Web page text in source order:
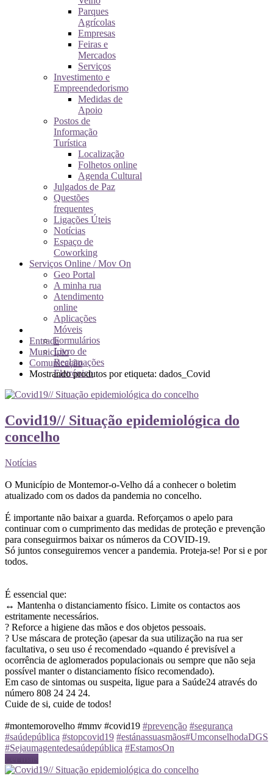
Parques
Agrícolas
Empresas
Feiras e
Mercados
Serviços
Investimento e
Empreendedorismo
Medidas de
Apoio
Postos de
Informação
Turística
Localização
Folhetos online
Agenda Cultural
Julgados de Paz
Questões
frequentes
Ligações Úteis
Notícias
Espaço de
Coworking
Serviços Online / Mov On
Geo Portal
A minha rua
Atendimento
online
Aplicações
Móveis
Formulários
Livro de
Reclamações
Eletrónico
Entrada
Município
Comunicação
Mostrando produtos por etiqueta: dados_Covid
Covid19// Situação epidemiológica do
concelho
Notícias
O Município de Montemor-o-Velho dá a conhecer o boletim
atualizado com os dados da pandemia no concelho.
É importante não baixar a guarda. Reforçamos o apelo para
continuar com o cumprimento das medidas de proteção e prevenção
para conseguirmos baixar os números da COVID-19.
Só juntos conseguiremos vencer a pandemia. Proteja-se! Por si e por
todos.
É essencial que:
↔️ Mantenha o distanciamento físico. Limite os contactos aos
estritamente necessários.
? Reforce a higiene das mãos e dos objetos pessoais.
? Use máscara de proteção (apesar da sua utilização na rua ser
facultativa, o seu uso é recomendado «quando é previsível a
ocorrência de aglomerados populacionais ou sempre que não seja
possível manter o distanciamento físico recomendado).
Em caso de sintomas ou suspeita, ligue para a Saúde24 através do
número 808 24 24 24.
Cuide de si, cuide de todos!
#montemorovelho #mmv #covid19 #prevenção #segurança
#saúdepública #stopcovid19 #estánassuasmãos#UmconselhodaDGS
#Sejaumagentedesaúdepública #EstamosOn
Ler mais